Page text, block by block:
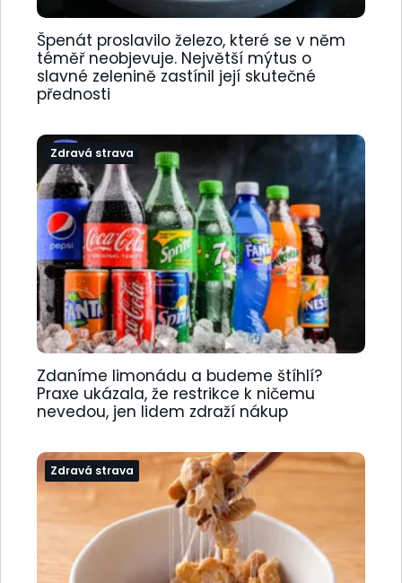
Špenát proslavilo železo, které se v něm
téměř neobjevuje. Největší mýtus o
slavné zelenině zastínil její skutečné
přednosti
Zdravá strava
Zdaníme limonádu a budeme štíhlí?
Praxe ukázala, že restrikce k ničemu
nevedou, jen lidem zdraží nákup
Zdravá strava